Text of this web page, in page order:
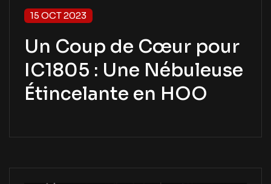
15 OCT 2023
Un Coup de Cœur pour
IC1805 : Une Nébuleuse
Étincelante en HOO